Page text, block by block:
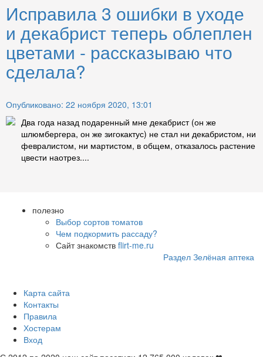
Исправила 3 ошибки в уходе
и декабрист теперь облеплен
цветами - рассказываю что
сделала?
Опубликовано: 22 ноября 2020, 13:01
Два года назад подаренный мне декабрист (он же
шлюмбергера, он же зигокактус) не стал ни декабристом, ни
февралистом, ни мартистом, в общем, отказалось растение
цвести наотрез....
полезно
Выбор сортов томатов
Чем подкормить рассаду?
Сайт знакомств flirt-me.ru
Раздел Зелёная аптека
Карта сайта
Контакты
Правила
Хостерам
Вход